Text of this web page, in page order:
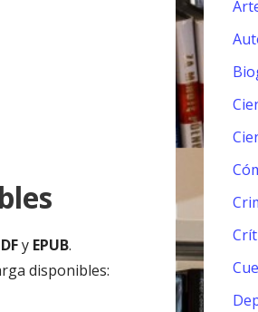
y EPUB.
disponibles: